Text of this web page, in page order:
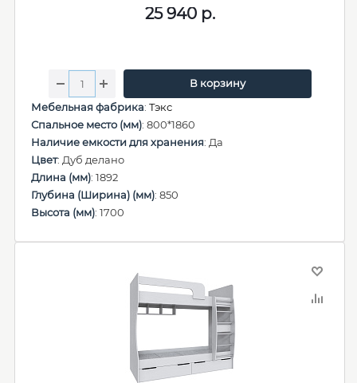
25 940 р.
В корзину
Мебельная фабрика: Тэкс
Спальное место (мм): 800*1860
Наличие емкости для хранения: Да
Цвет: Дуб делано
Длина (мм): 1892
Глубина (Ширина) (мм): 850
Высота (мм): 1700